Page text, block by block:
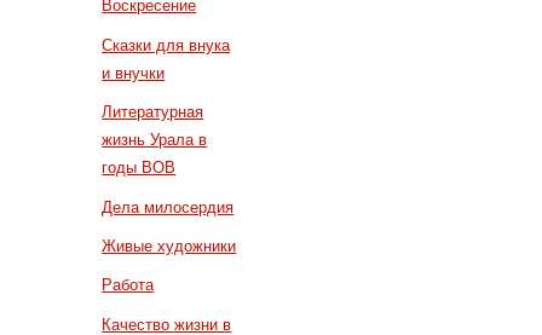
Воскресение
Сказки для внука
и внучки
Литературная
жизнь Урала в
годы ВОВ
Дела милосердия
Живые художники
Работа
Качество жизни в